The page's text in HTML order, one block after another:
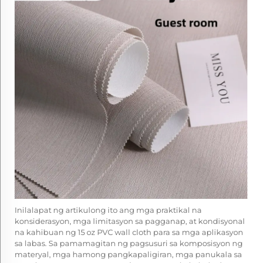
Inilalapat ng artikulong ito ang mga praktikal na
konsiderasyon, mga limitasyon sa pagganap, at kondisyonal
na kahibuan ng 15 oz PVC wall cloth para sa mga aplikasyon
sa labas. Sa pamamagitan ng pagsusuri sa komposisyon ng
materyal, mga hamong pangkapaligiran, mga panukala sa